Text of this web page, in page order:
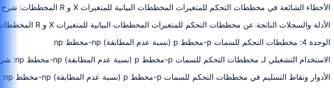
الأخطاء الشائعة في مخططات التحكم للمتغيرات المخططات البيانية للمتغيرات X و R المخططات: شرح وتطبيق ومراجعة عملية مرتبطة بموضوع الوحدة
الأدلة والسجلات الناتجة عن مخططات التحكم للمتغيرات المخططات البيانية للمتغيرات X و R المخططات: شرح وتطبيق ومراجعة عملية مرتبطة بموضوع الوحدة
الوحدة 4: مخططات التحكم للسمات p-مخطط p (نسبة عدم المطابقة) np-مخطط np
الاستخدام التشغيلي لـ مخططات التحكم للسمات p-مخطط p (نسبة عدم المطابقة) np-مخطط np: شرح وتطبيق ومراجعة عملية مرتبطة بموضوع الوحدة
الأدوار ونقاط التسليم في مخططات التحكم للسمات p-مخطط p (نسبة عدم المطابقة) np-مخطط np: شرح وتطبيق ومراجعة عملية مرتبطة بموضوع الوحدة